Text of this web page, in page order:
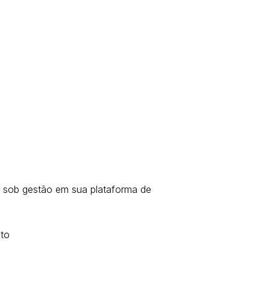
gestão em sua plataforma de